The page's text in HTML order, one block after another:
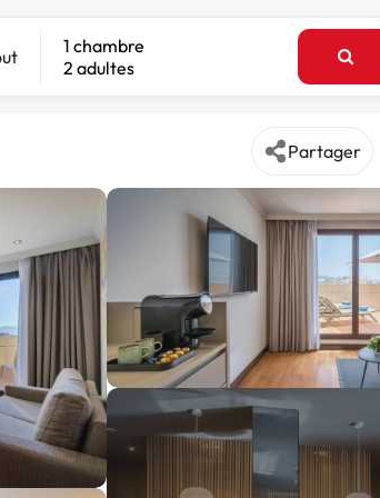
1 chambre
2 adultes
Partager